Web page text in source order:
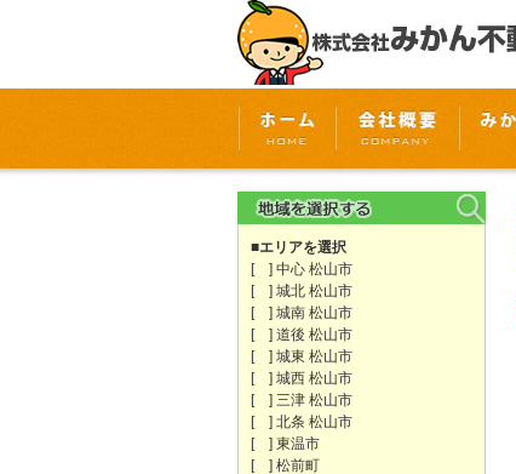
■エリアを選択
[ ] 中心 松山市
[ ] 城北 松山市
[ ] 城南 松山市
[ ] 道後 松山市
[ ] 城東 松山市
[ ] 城西 松山市
[ ] 三津 松山市
[ ] 北条 松山市
[ ] 東温市
[ ] 松前町